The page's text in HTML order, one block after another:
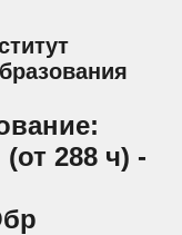
288 ч) -